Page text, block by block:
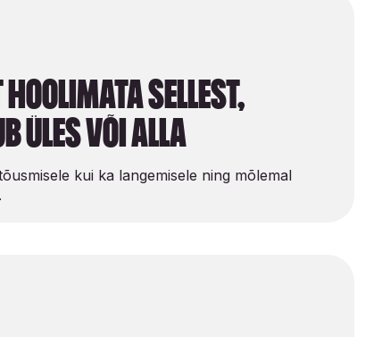
hoolimata sellest,
üles või alla
kui ka langemisele ning mõlemal